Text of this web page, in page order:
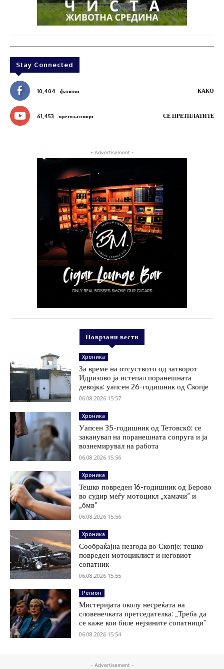
Stay Connected
10,404 фанови КАКО
61,453 претплатници СЕ ПРЕТПЛАТИТЕ
- Advertisement -
Поврзани вести
Хроника
За време на отсуството од затворот
Идризово ја истепал поранешната
девојка: уапсен 26-годишник од Скопје
06.08.2026 15:57
Хроника
Уапсен 35-годишник од Тетовскo: се
заканувал на поранешната сопруга и ја
вознемирувал на работа
06.08.2026 15:56
Хроника
Тешко повреден 16-годишник од Берово
во судир меѓу мотоцикл „хамачи“ и
„бмв“
06.08.2026 15:56
Хроника
Сообраќајна незгода во Скопје: тешко
повреден мотоциклист и неговиот
сопатник
06.08.2026 15:55
Регион
Мистеријата околу несреќата на
словенечката претседателка: „Треба да
се каже кои биле нејзините сопатници“
06.08.2026 15:54
- Advertisement -